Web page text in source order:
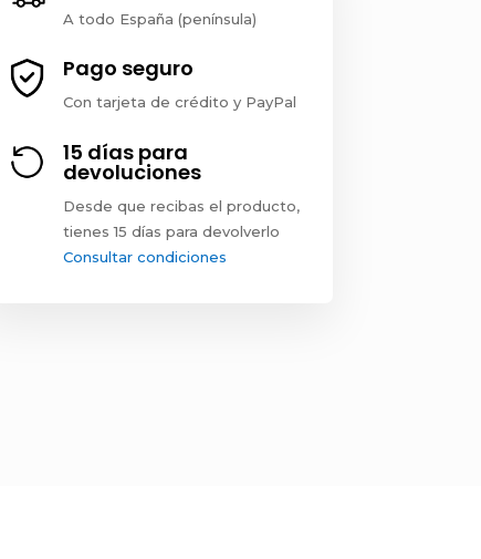
A todo España (península)
Pago seguro
Con tarjeta de crédito y PayPal
15 días para
devoluciones
Desde que recibas el producto,
tienes 15 días para devolverlo
Consultar condiciones